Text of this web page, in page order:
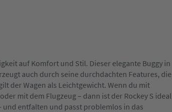
auf Komfort und Stil. Dieser elegante Buggy in
auch durch seine durchdachten Features, die
der Wagen als Leichtgewicht. Wenn du mit
mit dem Flugzeug – dann ist der Rockey S ideal
entfalten und passt problemlos in das